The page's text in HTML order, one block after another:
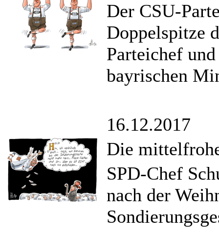
Der CSU-
Doppelspitze
Parteichef
bayrischen
16.12.2017
Die
SPD-Chef
nach der